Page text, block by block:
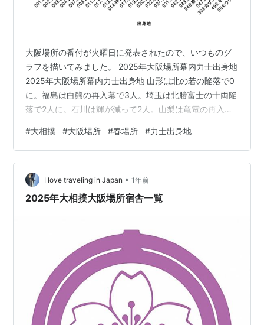
大阪場所の番付が火曜日に発表されたので、いつものグ
ラフを描いてみました。 2025年大阪場所幕内力士出身地
2025年大阪場所幕内力士出身地 山形は北の若の陥落で0
に。福島は白熊の再入幕で3人。埼玉は北勝富士の十両陥
落で2人に。石川は輝が減って2人。山梨は竜電の再入幕
間に合いました。熊本は佐田の海の幕内復帰で2人に。モ
ンゴルは照ノ富士の引退と玉正鳳の陥落で6人。ロシアは
狼雅の陥落で0に。ウクライナは再入幕の獅司と新入幕の
安青錦で0から2となっています。 2025年大阪場所関取
出身地 2025年大阪場所関取出身地 新十両の若ノ勝は栃
#大相撲 #大阪場所 #春場所 #力士出身地
I love traveling in Japan • 1年前
2025年大相撲大阪場所宿舎一覧